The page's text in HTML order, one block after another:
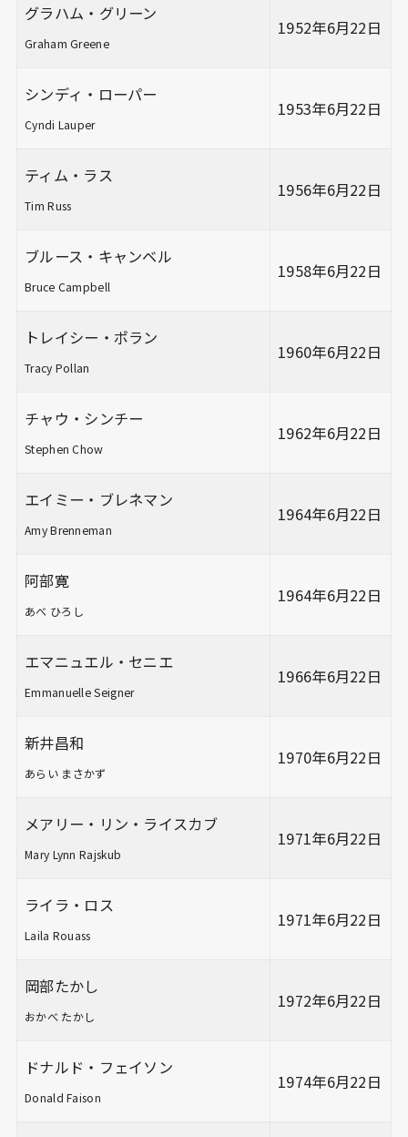
グラハム・グリーン
Graham Greene
1952年6月22日
シンディ・ローパー
Cyndi Lauper
1953年6月22日
ティム・ラス
Tim Russ
1956年6月22日
ブルース・キャンベル
Bruce Campbell
1958年6月22日
トレイシー・ポラン
Tracy Pollan
1960年6月22日
チャウ・シンチー
Stephen Chow
1962年6月22日
エイミー・ブレネマン
Amy Brenneman
1964年6月22日
阿部寛
あべ ひろし
1964年6月22日
エマニュエル・セニエ
Emmanuelle Seigner
1966年6月22日
新井昌和
あらい まさかず
1970年6月22日
メアリー・リン・ライスカブ
Mary Lynn Rajskub
1971年6月22日
ライラ・ロス
Laila Rouass
1971年6月22日
岡部たかし
おかべ たかし
1972年6月22日
ドナルド・フェイソン
Donald Faison
1974年6月22日